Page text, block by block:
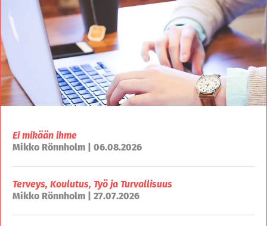
Ei mikään ihme
Mikko Rönnholm | 06.08.2026
Terveys, Koulutus, Työ ja Turvallisuus
Mikko Rönnholm | 27.07.2026